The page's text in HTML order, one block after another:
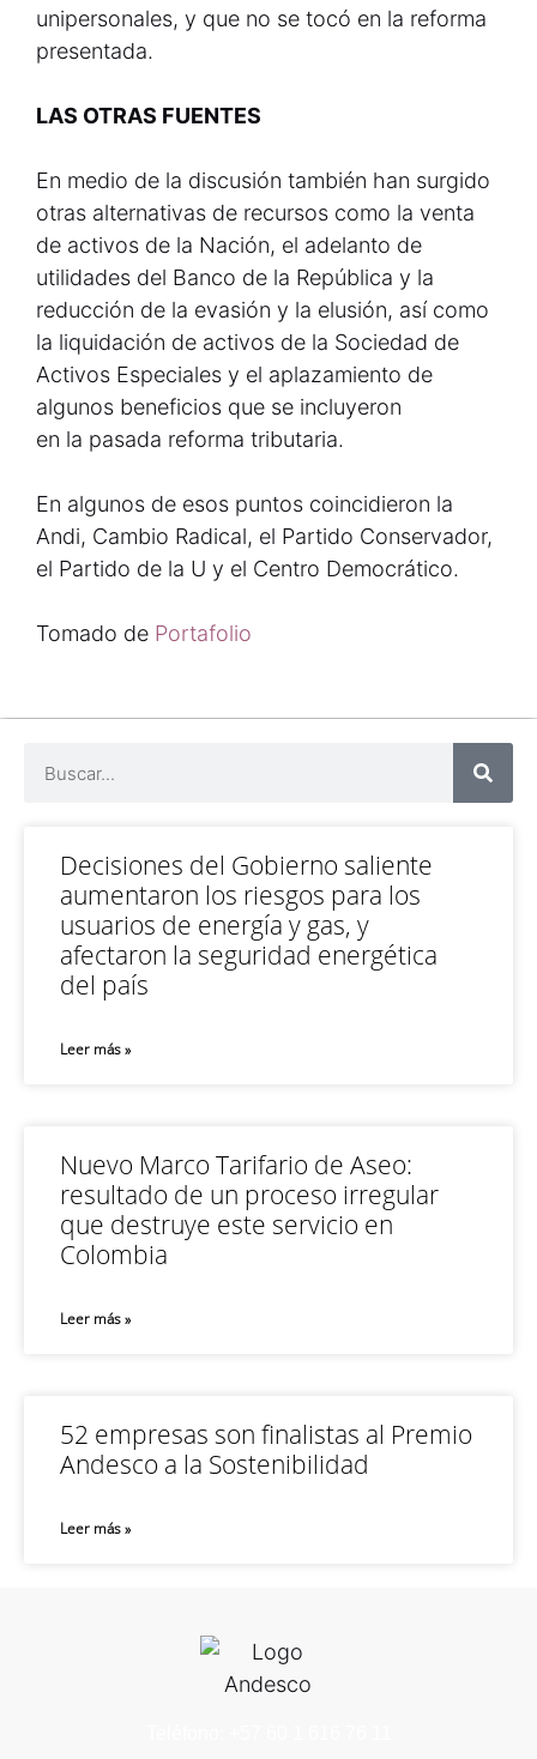
unipersonales, y que no se tocó en la reforma
presentada.
LAS OTRAS FUENTES
En medio de la discusión también han surgido
otras alternativas de recursos como la venta
de activos de la Nación, el adelanto de
utilidades del Banco de la República y la
reducción de la evasión y la elusión, así como
la liquidación de activos de la Sociedad de
Activos Especiales y el aplazamiento de
algunos beneficios que se incluyeron
en la pasada reforma tributaria.
En algunos de esos puntos coincidieron la
Andi, Cambio Radical, el Partido Conservador,
el Partido de la U y el Centro Democrático.
Tomado de Portafolio
Decisiones del Gobierno saliente
aumentaron los riesgos para los
usuarios de energía y gas, y
afectaron la seguridad energética
del país
Leer más »
Nuevo Marco Tarifario de Aseo:
resultado de un proceso irregular
que destruye este servicio en
Colombia
Leer más »
52 empresas son finalistas al Premio
Andesco a la Sostenibilidad
Leer más »